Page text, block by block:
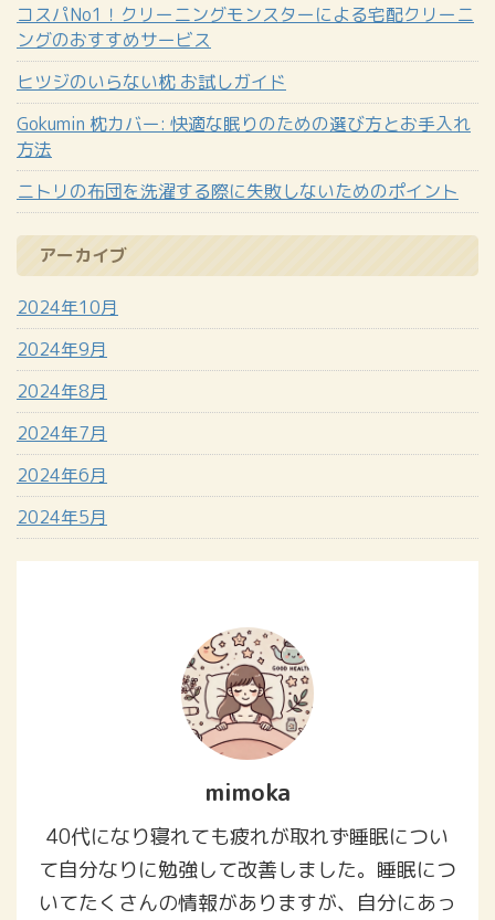
コスパNo1！クリーニングモンスターによる宅配クリーニ
ングのおすすめサービス
ヒツジのいらない枕 お試しガイド
Gokumin 枕カバー: 快適な眠りのための選び方とお手入れ
方法
ニトリの布団を洗濯する際に失敗しないためのポイント
アーカイブ
2024年10月
2024年9月
2024年8月
2024年7月
2024年6月
2024年5月
mimoka
40代になり寝れても疲れが取れず睡眠につい
て自分なりに勉強して改善しました。睡眠につ
いてたくさんの情報がありますが、自分にあっ